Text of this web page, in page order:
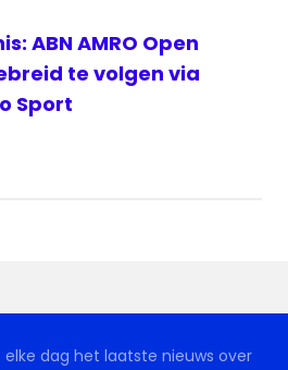
ABN AMRO Open
te volgen via
Sport
dag het laatste nieuws over